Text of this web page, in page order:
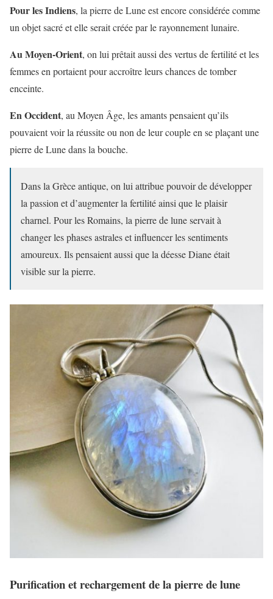
Pour les Indiens, la pierre de Lune est encore considérée comme
un objet sacré et elle serait créée par le rayonnement lunaire.
Au Moyen-Orient, on lui prêtait aussi des vertus de fertilité et les
femmes en portaient pour accroître leurs chances de tomber
enceinte.
En Occident, au Moyen Âge, les amants pensaient qu’ils
pouvaient voir la réussite ou non de leur couple en se plaçant une
pierre de Lune dans la bouche.
Dans la Grèce antique, on lui attribue pouvoir de développer
la passion et d’augmenter la fertilité ainsi que le plaisir
charnel. Pour les Romains, la pierre de lune servait à
changer les phases astrales et influencer les sentiments
amoureux. Ils pensaient aussi que la déesse Diane était
visible sur la pierre.
Purification et rechargement de la pierre de lune